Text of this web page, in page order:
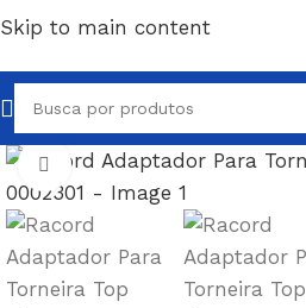
Skip to main content
Clique para ampliar